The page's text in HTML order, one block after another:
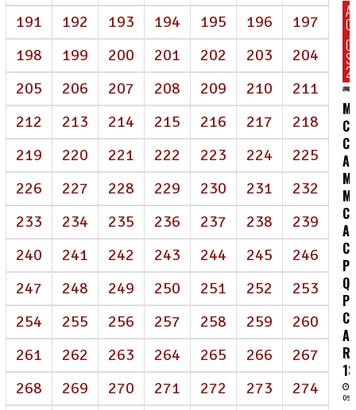
191
192 193 194 195 196
197
198
199 200 201 202 203
204
205
206 207 208 209 210
211
212
213 214 215 216 217
218
219
220 221 222 223 224
225
226
227 228 229 230 231
232
233
234 235 236 237 238
239
240
241 242 243 244 245
246
247
248 249 250 251 252
253
254
255 256 257 258 259
260
261
262 263 264 265 266
267
268
269 270 271 272 273
274
C:
A
05/